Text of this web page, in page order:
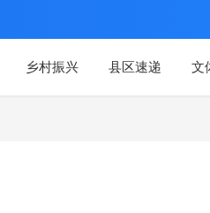
乡村振兴 县区速递 文